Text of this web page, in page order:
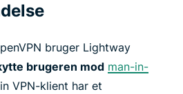
bruger Lightway
brugeren mod man-in-
VPN-klient har et